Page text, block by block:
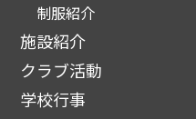
制服紹介
施設紹介
クラブ活動
学校行事